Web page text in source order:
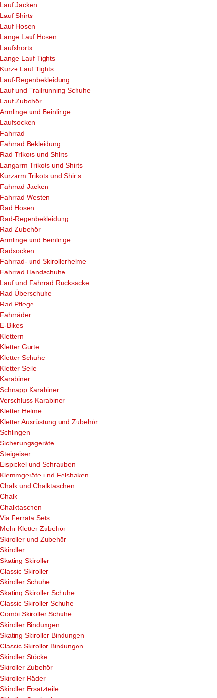
Lauf Jacken
Lauf Shirts
Lauf Hosen
Lange Lauf Hosen
Laufshorts
Lange Lauf Tights
Kurze Lauf Tights
Lauf-Regenbekleidung
Lauf und Trailrunning Schuhe
Lauf Zubehör
Armlinge und Beinlinge
Laufsocken
Fahrrad
Fahrrad Bekleidung
Rad Trikots und Shirts
Langarm Trikots und Shirts
Kurzarm Trikots und Shirts
Fahrrad Jacken
Fahrrad Westen
Rad Hosen
Rad-Regenbekleidung
Rad Zubehör
Armlinge und Beinlinge
Radsocken
Fahrrad- und Skirollerhelme
Fahrrad Handschuhe
Lauf und Fahrrad Rucksäcke
Rad Überschuhe
Rad Pflege
Fahrräder
E-Bikes
Klettern
Kletter Gurte
Kletter Schuhe
Kletter Seile
Karabiner
Schnapp Karabiner
Verschluss Karabiner
Kletter Helme
Kletter Ausrüstung und Zubehör
Schlingen
Sicherungsgeräte
Steigeisen
Eispickel und Schrauben
Klemmgeräte und Felshaken
Chalk und Chalktaschen
Chalk
Chalktaschen
Via Ferrata Sets
Mehr Kletter Zubehör
Skiroller und Zubehör
Skiroller
Skating Skiroller
Classic Skiroller
Skiroller Schuhe
Skating Skiroller Schuhe
Classic Skiroller Schuhe
Combi Skiroller Schuhe
Skiroller Bindungen
Skating Skiroller Bindungen
Classic Skiroller Bindungen
Skiroller Stöcke
Skiroller Zubehör
Skiroller Räder
Skiroller Ersatzteile